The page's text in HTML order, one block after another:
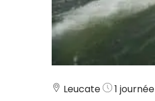
Leucate
1 journée